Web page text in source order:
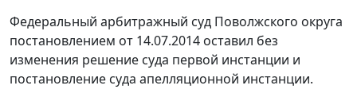
Федеральный арбитражный суд Поволжского округа
постановлением от 14.07.2014 оставил без
изменения решение суда первой инстанции и
постановление суда апелляционной инстанции.